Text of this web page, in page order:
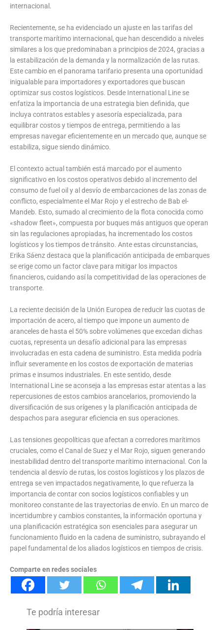
internacional.
Recientemente, se ha evidenciado un ajuste en las tarifas del
transporte marítimo internacional, que han descendido a niveles
similares a los que predominaban a principios de 2024, gracias a
la estabilización de la demanda y la normalización de las rutas.
Este cambio en el panorama tarifario presenta una oportunidad
inigualable para importadores y exportadores que buscan
optimizar sus costos logísticos. Desde International Line se
enfatiza la importancia de una estrategia bien definida, que
incluya contratos estables y asesoría especializada, para
equilibrar costos y tiempos de entrega, permitiendo a las
empresas navegar eficientemente en un mercado que, aunque se
estabiliza, sigue siendo dinámico.
El contexto actual también está marcado por el aumento
significativo en los costos operativos debido al incremento del
consumo de fuel oil y al desvío de embarcaciones de las zonas de
conflicto, especialmente el Mar Rojo y el estrecho de Bab el-
Mandeb. Esto, sumado al crecimiento de la flota conocida como
«shadow fleet», compuesta por buques más antiguos que operan
sin las regulaciones apropiadas, ha incrementado los costos
logísticos y los tiempos de tránsito. Ante estas circunstancias,
Erika Sáenz destaca que la planificación anticipada de embarques
se erige como un factor clave para mitigar los impactos
financieros, cuidando así la competitividad de las operaciones de
transporte.
La reciente decisión de la Unión Europea de reducir las cuotas de
importación de acero, al tiempo que impone un aumento de
aranceles de hasta el 50% sobre volúmenes que excedan dichas
cuotas, representa un desafío adicional para las empresas
involucradas en esta cadena de suministro. Esta medida podría
influir severamente en los costos de exportación de materias
primas e insumos industriales. En este sentido, desde
International Line se aconseja a las empresas estar atentas a las
repercusiones de estos cambios arancelarios, promoviendo la
diversificación de sus orígenes y la planificación anticipada de
despachos para asegurar eficiencia en sus operaciones.
Las tensiones geopolíticas que afectan a corredores marítimos
cruciales, como el Canal de Suez y el Mar Rojo, siguen generando
inestabilidad dentro del transporte marítimo internacional. Con la
tendencia al desvío de rutas, los costos logísticos y los plazos de
entrega se ven impactados negativamente, lo que refuerza la
importancia de contar con socios logísticos confiables y un
monitoreo constante de las trayectorias de envío. En un marco de
incertidumbre y cambios constantes, la información oportuna y
una planificación estratégica son esenciales para asegurar un
funcionamiento fluido en la cadena de suministro, subrayando el
papel fundamental de los aliados logísticos en tiempos de crisis.
Comparte en redes sociales